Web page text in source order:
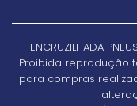
ENCRUZILHADA
Proibida reprodução
para compras